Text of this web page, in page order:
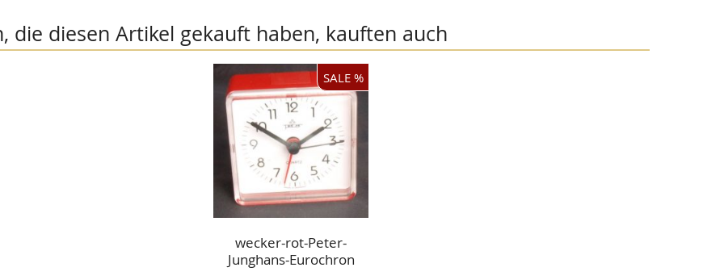
die diesen Artikel gekauft haben, kauften auch
SALE %
wecker-rot-Peter-
Junghans-Eurochron